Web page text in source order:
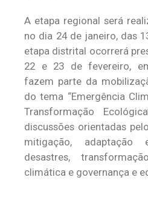
A etapa regional será
no dia 24 de janeiro, das
etapa distrital ocorrerá
22 e 23 de fevereiro,
fazem parte da
do tema “Emergência
Transformação
discussões orientadas
mitigação, adaptação
desastres,
climática e governança e